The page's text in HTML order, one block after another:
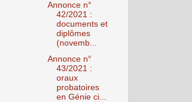
Annonce n°
42/2021 :
documents et
diplômes
(novemb...
Annonce n°
43/2021 :
oraux
probatoires
en Génie ci...